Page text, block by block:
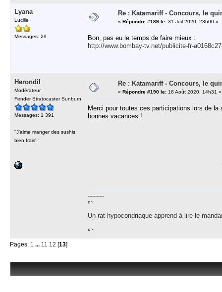
Lyana
Lucille
Messages: 29
Re : Katamariff - Concours, le
« Répondre #189 le: 31 Juil 2020, 23h00 »
Bon, pas eu le temps de faire mieux :
http://www.bombay-tv.net/publicite-fr-
Herondil
Modérateur
Fender Stratocaster Sunburn
Messages: 1 391
''J'aime manger des sushis
bien frais'.'
Re : Katamariff - Concours, le
« Répondre #190 le: 18 Août 2020, 14h31 »
Merci pour toutes ces participations lors de
bonnes vacances !
-----------
¤~
Un rat hypocondriaque apprend à lire le
¤~
Pages: 1 ... 11 12 [13]